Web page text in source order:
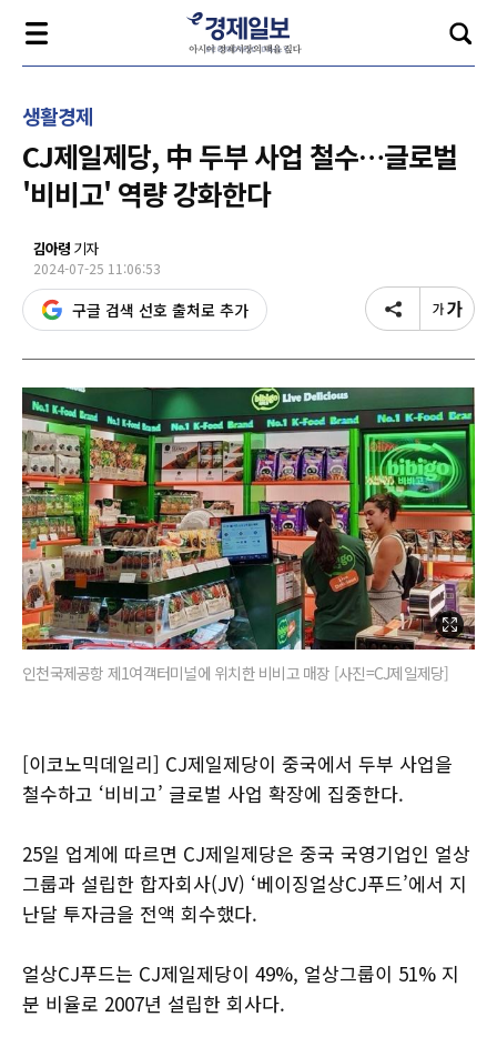
생활경제
CJ제일제당, 中 두부 사업 철수…글로벌
'비비고' 역량 강화한다
김아령 기자
2024-07-25 11:06:53
구글 검색 선호 출처로 추가
인천국제공항 제1여객터미널에 위치한 비비고 매장 [사진=CJ제일제당]
[이코노믹데일리] CJ제일제당이 중국에서 두부 사업을
철수하고 ‘비비고’ 글로벌 사업 확장에 집중한다.
25일 업계에 따르면 CJ제일제당은 중국 국영기업인 얼상
그룹과 설립한 합자회사(JV) ‘베이징얼상CJ푸드’에서 지
난달 투자금을 전액 회수했다.
얼상CJ푸드는 CJ제일제당이 49%, 얼상그룹이 51% 지
분 비율로 2007년 설립한 회사다.